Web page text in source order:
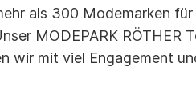
als 300 Modemarken
MODEPARK RÖTHER
wir mit viel Engagement